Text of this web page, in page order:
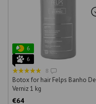
6
6
8
Botox for hair Felps Banho De
Verniz 1 kg
€64